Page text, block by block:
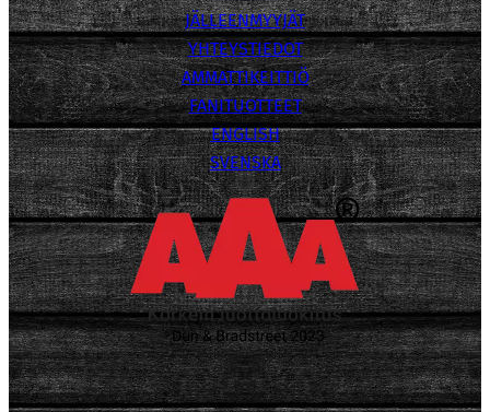
JÄLLEENMYYJÄT
YHTEYSTIEDOT
AMMATTIKEITTIÖ
FANITUOTTEET
ENGLISH
SVENSKA